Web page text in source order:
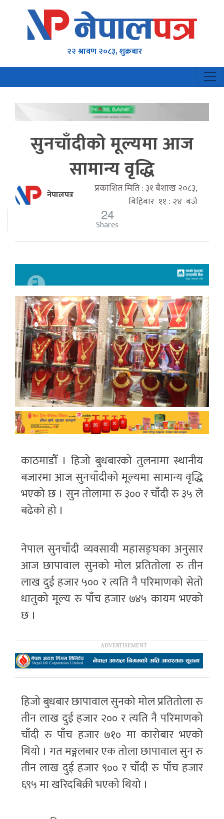
२२ श्रावण २०८३, शुक्रबार
सुनचाँदीको मूल्यमा आज
सामान्य वृद्धि
नेपालपत्र
प्रकाशित मिति : ३१ बैशाख २०८३,
बिहिबार ११ : २४ बजे
24
Shares
काठमाडौँ । हिजो बुधबारको तुलनामा स्थानीय
बजारमा आज सुनचाँदीको मूल्यमा सामान्य वृद्धि
भएको छ । सुन तोलामा रु ३०० र चाँदी रु ३५ ले
बढेको हो ।
नेपाल सुनचाँदी व्यवसायी महासङ्घका अनुसार
आज छापावाल सुनको मोल प्रतितोला रु तीन
लाख दुई हजार ५०० र त्यति नै परिमाणको सेतो
धातुको मूल्य रु पाँच हजार ७४५ कायम भएको
छ ।
हिजो बुधबार छापावाल सुनको मोल प्रतितोला रु
तीन लाख दुई हजार २०० र त्यति नै परिमाणको
चाँदी रु पाँच हजार ७१० मा कारोबार भएको
थियो । गत मङ्गलबार एक तोला छापावाल सुन रु
तीन लाख दुई हजार ९०० र चाँदी रु पाँच हजार
६९५ मा खरिदबिक्री भएको थियो ।